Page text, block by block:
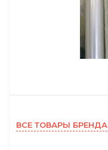
ВСЕ ТОВАРЫ БРЕНДА